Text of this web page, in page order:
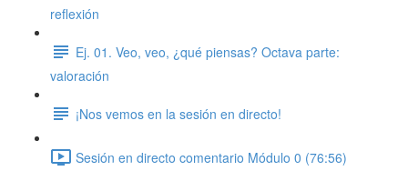
reflexión
Ej. 01. Veo, veo, ¿qué piensas? Octava parte:
valoración
¡Nos vemos en la sesión en directo!
Sesión en directo comentario Módulo 0 (76:56)